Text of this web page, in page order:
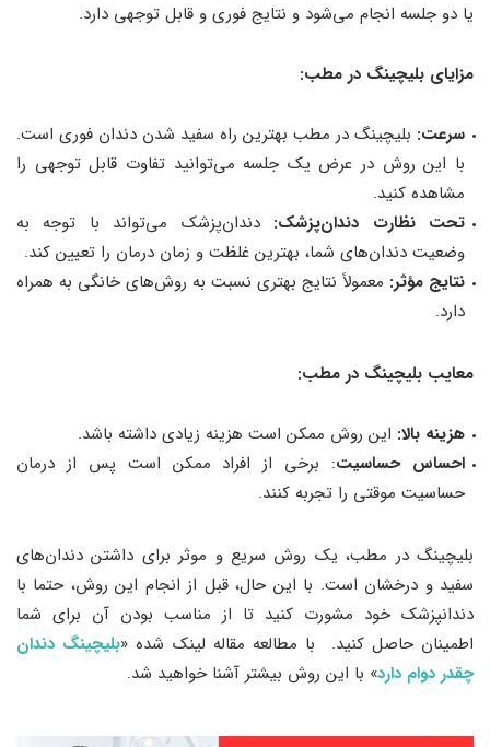
یا دو جلسه انجام می‌شود و نتایج فوری و قابل توجهی دارد.
مزایای بلیچینگ در مطب:
سرعت: بلیچینگ در مطب بهترین راه سفید شدن دندان فوری است.
با این روش در عرض یک جلسه می‌توانید تفاوت قابل توجهی را
مشاهده کنید.
تحت نظارت دندان‌پزشک: دندان‌پزشک می‌تواند با توجه به
وضعیت دندان‌های شما، بهترین غلظت و زمان درمان را تعیین کند.
نتایج مؤثر: معمولاً نتایج بهتری نسبت به روش‌های خانگی به همراه
دارد.
معایب بلیچینگ در مطب:
هزینه بالا: این روش ممکن است هزینه زیادی داشته باشد.
احساس حساسیت: برخی از افراد ممکن است پس از درمان
حساسیت موقتی را تجربه کنند.
بلیچینگ در مطب، یک روش سریع و موثر برای داشتن دندان‌های
سفید و درخشان است. با این حال، قبل از انجام این روش، حتما با
دندانپزشک خود مشورت کنید تا از مناسب بودن آن برای شما
اطمینان حاصل کنید. با مطالعه مقاله لینک شده «بلیچینگ دندان
چقدر دوام دارد» با این روش بیشتر آشنا خواهید شد.